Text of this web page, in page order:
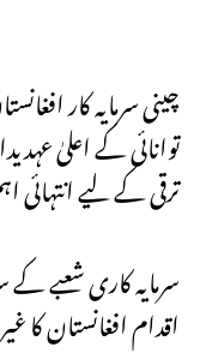
چینی سرمایہ کار
توانائی کے اعلیٰ
ترقی کے لیے انتہائی
سرمایہ کاری شعبے
اقدام افغانستان کا